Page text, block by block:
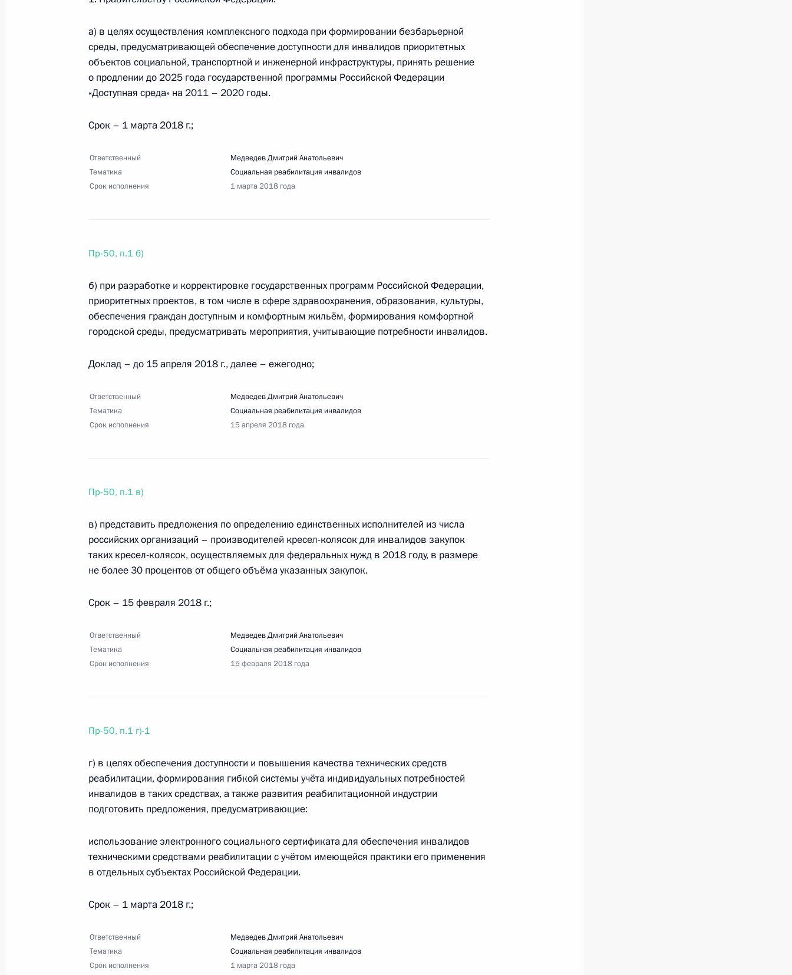
18 апреля 2018 года, 18:00 9 поручений
12 апреля 2018 года, четверг
Перечень поручений по итогам встречи с работниками сферы здравоохранения
11 апреля 2018 года, среда
Перечень поручений по итогам встречи с женщинами-предпринимателями
6 апреля 2018 года, пятница
Перечень поручений по итогам рабочей поездки в Свердловскую область
6 апреля 2018 года, 10:00 7 поручений
30 марта 2018 года, пятница
транспортников России
28 марта 2018 года, 19:30 7 поручений
Перечень поручений по итогам заседания президиума Государственного совета
28 марта 2018 года, 19:00 15 поручений
17 марта 2018 года, суббота
17 марта 2018 года, 10:00
16 марта 2018 года, пятница
Перечень поручений по реализации Послания Президента Федеральному
16 марта 2018 года, 10:20 7 поручений
и исторических поселений
23 февраля 2018 года, 18:00 14 поручений
а) в целях осуществления комплексного подхода при формировании безбарьерной
среды, предусматривающей обеспечение доступности для инвалидов приоритетных
объектов социальной, транспортной и инженерной инфраструктуры, принять решение
о продлении до 2025 года государственной программы Российской Федерации
«Доступная среда» на 2011 – 2020 годы.
Срок – 1 марта 2018 г.;
Ответственный
Медведев Дмитрий Анатольевич
Тематика
Социальная реабилитация инвалидов
Срок исполнения
1 марта 2018 года
Пр-50, п.1 б)
б) при разработке и корректировке государственных программ Российской Федерации,
приоритетных проектов, в том числе в сфере здравоохранения, образования, культуры,
обеспечения граждан доступным и комфортным жильём, формирования комфортной
городской среды, предусматривать мероприятия, учитывающие потребности инвалидов.
Доклад – до 15 апреля 2018 г., далее – ежегодно;
Ответственный
Медведев Дмитрий Анатольевич
Тематика
Социальная реабилитация инвалидов
Срок исполнения
15 апреля 2018 года
Пр-50, п.1 в)
в) представить предложения по определению единственных исполнителей из числа
российских организаций – производителей кресел-колясок для инвалидов закупок
таких кресел-колясок, осуществляемых для федеральных нужд в 2018 году, в размере
не более 30 процентов от общего объёма указанных закупок.
Срок – 15 февраля 2018 г.;
Ответственный
Медведев Дмитрий Анатольевич
Тематика
Социальная реабилитация инвалидов
Срок исполнения
15 февраля 2018 года
Пр-50, п.1 г)-1
г) в целях обеспечения доступности и повышения качества технических средств
реабилитации, формирования гибкой системы учёта индивидуальных потребностей
инвалидов в таких средствах, а также развития реабилитационной индустрии
подготовить предложения, предусматривающие:
использование электронного социального сертификата для обеспечения инвалидов
техническими средствами реабилитации с учётом имеющейся практики его применения
в отдельных субъектах Российской Федерации.
Срок – 1 марта 2018 г.;
Ответственный
Медведев Дмитрий Анатольевич
Тематика
Социальная реабилитация инвалидов
Срок исполнения
1 марта 2018 года